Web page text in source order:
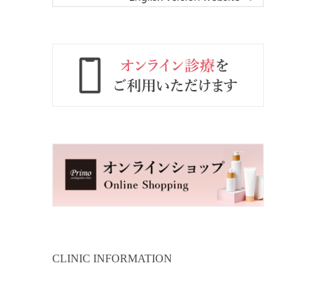
CLINIC INFORMATION